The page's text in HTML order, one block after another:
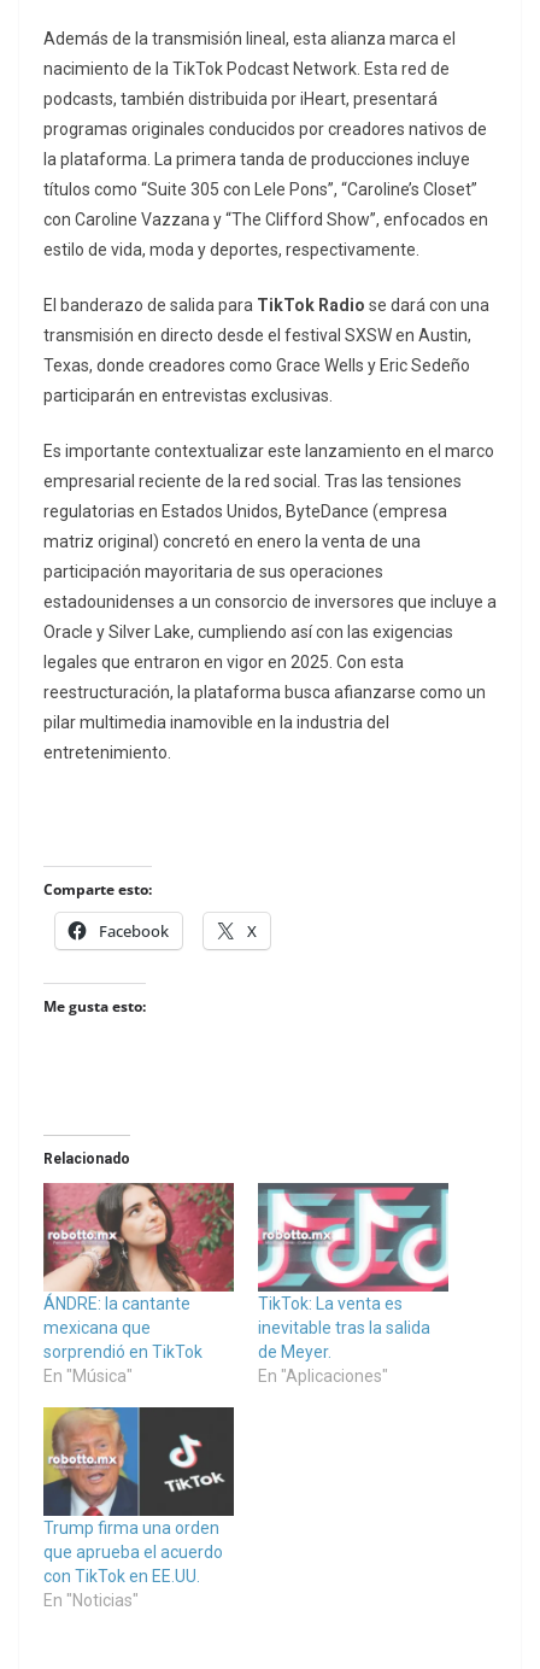
Además de la transmisión lineal, esta alianza marca el
nacimiento de la TikTok Podcast Network . Esta red de
podcasts, también distribuida por iHeart, presentará
programas originales conducidos por creadores nativos de
la plataforma. La primera tanda de producciones incluye
títulos como “Suite 305 con Lele Pons”, “Caroline’s Closet”
con Caroline Vazzana y “The Clifford Show”, enfocados en
estilo de vida, moda y deportes, respectivamente.
El banderazo de salida para TikTok Radio se dará con una
transmisión en directo desde el festival SXSW en Austin,
Texas, donde creadores como Grace Wells y Eric Sedeño
participarán en entrevistas exclusivas.
Es importante contextualizar este lanzamiento en el marco
empresarial reciente de la red social. Tras las tensiones
regulatorias en Estados Unidos, ByteDance (empresa
matriz original) concretó en enero la venta de una
participación mayoritaria de sus operaciones
estadounidenses a un consorcio de inversores que incluye a
Oracle y Silver Lake, cumpliendo así con las exigencias
legales que entraron en vigor en 2025. Con esta
reestructuración, la plataforma busca afianzarse como un
pilar multimedia inamovible en la industria del
entretenimiento.
Comparte esto:
Facebook X
Me gusta esto:
Relacionado
ÁNDRE: la cantante
mexicana que
sorprendió en TikTok
En "Música"
TikTok: La venta es
inevitable tras la salida
de Meyer.
En "Aplicaciones"
Trump firma una orden
que aprueba el acuerdo
con TikTok en EE.UU.
En "Noticias"